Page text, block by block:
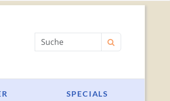
Produktsuche
SPECIALS